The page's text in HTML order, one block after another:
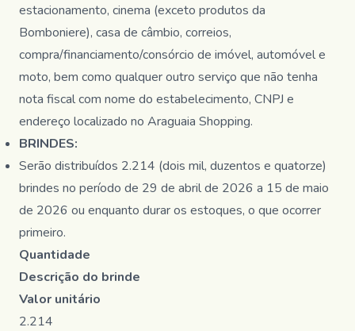
estacionamento, cinema (exceto produtos da
Bomboniere), casa de câmbio, correios,
compra/financiamento/consórcio de imóvel, automóvel e
moto, bem como qualquer outro serviço que não tenha
nota fiscal com nome do estabelecimento, CNPJ e
endereço localizado no Araguaia Shopping.
BRINDES:
Serão distribuídos 2.214 (dois mil, duzentos e quatorze)
brindes no período de 29 de abril de 2026 a 15 de maio
de 2026 ou enquanto durar os estoques, o que ocorrer
primeiro.
Quantidade
Descrição do brinde
Valor unitário
2.214